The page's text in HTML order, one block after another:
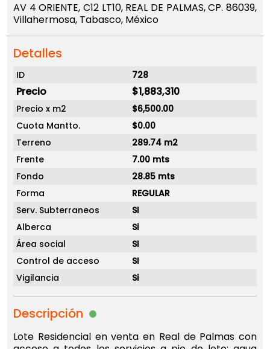
AV 4 ORIENTE, C12 LT10, REAL DE PALMAS, CP. 86039,
Villahermosa, Tabasco, México
Detalles
ID 728
Precio $1,883,310
Precio x m2
$6,500.00
Cuota Mantto.
$0.00
Terreno
289.74 m2
Frente
7.00 mts
Fondo
28.85 mts
Forma
REGULAR
Serv. Subterraneos
SI
Alberca
Si
Área social
SI
Control de acceso
SI
Vigilancia
Si
Descripción
Lote Residencial en venta en Real de Palmas con